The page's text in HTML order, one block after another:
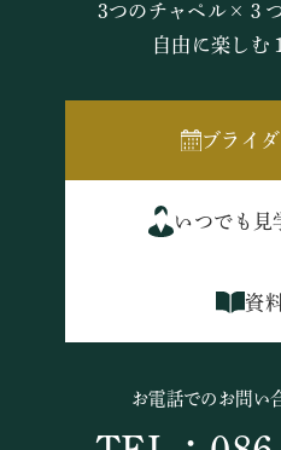
3つのチャペル×３
自由に楽しむ
ブライ
いつでも見
資
お電話でのお問い